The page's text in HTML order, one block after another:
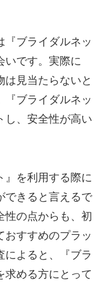
『ブライダルネッ
いです。実際に
は見当たらないと
『ブライダルネッ
し、安全性が高い
』を利用する際に
できると言えるで
性の点からも、初
おすすめのプラッ
によると、『ブラ
求める方にとって